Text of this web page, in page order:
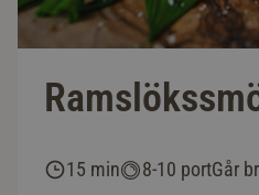
15 min 8-10 portGår